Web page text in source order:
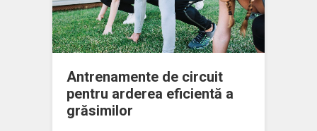
Antrenamente de circuit
pentru arderea eficientă a
grăsimilor